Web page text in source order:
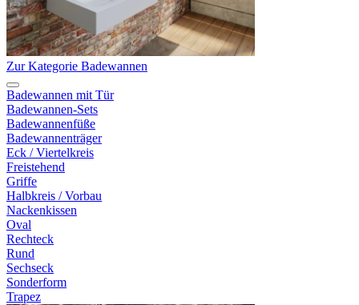
Zur Kategorie Badewannen
Badewannen mit Tür
Badewannen-Sets
Badewannenfüße
Badewannenträger
Eck / Viertelkreis
Freistehend
Griffe
Halbkreis / Vorbau
Nackenkissen
Oval
Rechteck
Rund
Sechseck
Sonderform
Trapez